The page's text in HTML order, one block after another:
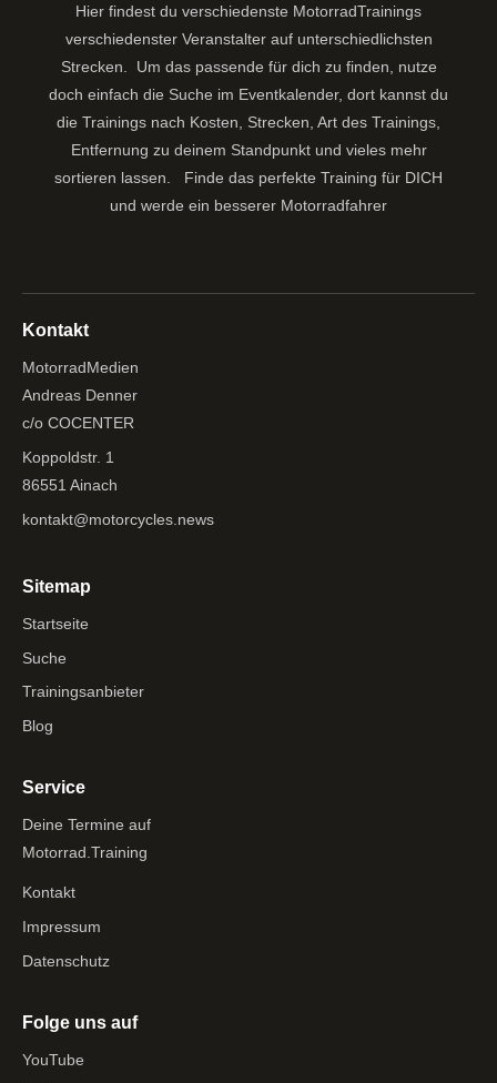
Hier findest du verschiedenste MotorradTrainings
verschiedenster Veranstalter auf unterschiedlichsten
Strecken. Um das passende für dich zu finden, nutze
doch einfach die Suche im Eventkalender, dort kannst du
die Trainings nach Kosten, Strecken, Art des Trainings,
Entfernung zu deinem Standpunkt und vieles mehr
sortieren lassen. Finde das perfekte Training für DICH
und werde ein besserer Motorradfahrer
Kontakt
MotorradMedien
Andreas Denner
c/o COCENTER
Koppoldstr. 1
86551 Ainach
kontakt@motorcycles.news
Sitemap
Startseite
Suche
Trainingsanbieter
Blog
Service
Deine Termine auf
Motorrad.Training
Kontakt
Impressum
Datenschutz
Folge uns auf
YouTube